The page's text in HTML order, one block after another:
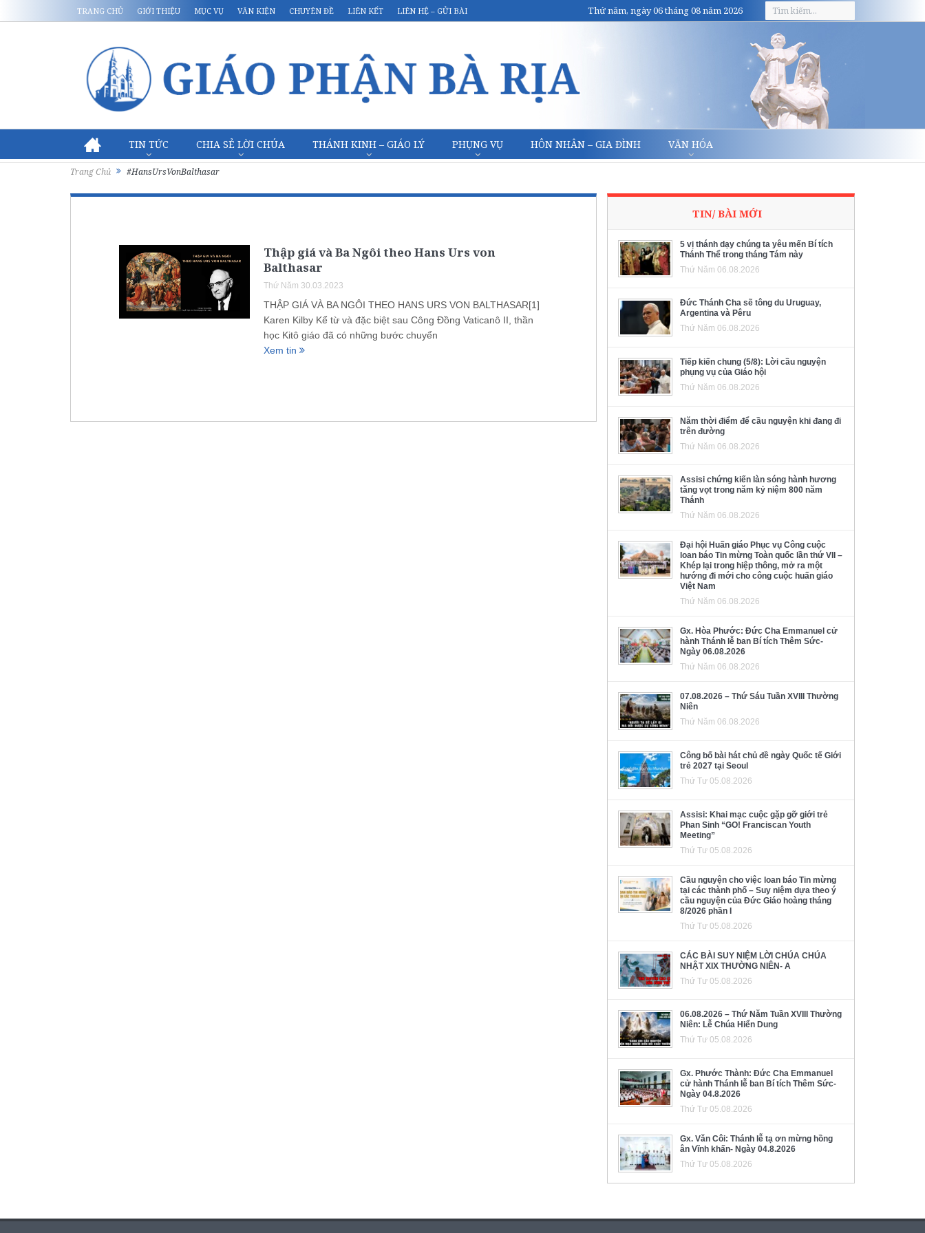
TRANG CHỦ GIỚI THIỆU MỤC VỤ VĂN KIỆN CHUYÊN ĐỀ LIÊN KẾT LIÊN HỆ – GỬI BÀI Thứ năm, ngày 06 tháng 08 năm 2026
TIN TỨC CHIA SẺ LỜI CHÚA THÁNH KINH – GIÁO LÝ PHỤNG VỤ HÔN NHÂN – GIA ĐÌNH VĂN HÓA
Trang Chủ #HansUrsVonBalthasar
Thập giá và Ba Ngôi theo Hans Urs von
Balthasar
Thứ Năm 30.03.2023
THẬP GIÁ VÀ BA NGÔI THEO HANS URS VON BALTHASAR[1]
Karen Kilby Kể từ và đặc biệt sau Công Đồng Vaticanô II, thần
học Kitô giáo đã có những bước chuyển
Xem tin
TIN/ BÀI MỚI
5 vị thánh dạy chúng ta yêu mến Bí tích
Thánh Thể trong tháng Tám này
Thứ Năm 06.08.2026
Đức Thánh Cha sẽ tông du Uruguay,
Argentina và Pêru
Thứ Năm 06.08.2026
Tiếp kiến chung (5/8): Lời cầu nguyện
phụng vụ của Giáo hội
Thứ Năm 06.08.2026
Năm thời điểm để cầu nguyện khi đang đi
trên đường
Thứ Năm 06.08.2026
Assisi chứng kiến làn sóng hành hương
tăng vọt trong năm kỷ niệm 800 năm
Thánh
Thứ Năm 06.08.2026
Đại hội Huấn giáo Phục vụ Công cuộc
loan báo Tin mừng Toàn quốc lần thứ VII –
Khép lại trong hiệp thông, mở ra một
hướng đi mới cho công cuộc huấn giáo
Việt Nam
Thứ Năm 06.08.2026
Gx. Hòa Phước: Đức Cha Emmanuel cử
hành Thánh lễ ban Bí tích Thêm Sức-
Ngày 06.08.2026
Thứ Năm 06.08.2026
07.08.2026 – Thứ Sáu Tuần XVIII Thường
Niên
Thứ Năm 06.08.2026
Công bố bài hát chủ đề ngày Quốc tế Giới
trẻ 2027 tại Seoul
Thứ Tư 05.08.2026
Assisi: Khai mạc cuộc gặp gỡ giới trẻ
Phan Sinh “GO! Franciscan Youth
Meeting”
Thứ Tư 05.08.2026
Cầu nguyện cho việc loan báo Tin mừng
tại các thành phố – Suy niệm dựa theo ý
cầu nguyện của Đức Giáo hoàng tháng
8/2026 phần I
Thứ Tư 05.08.2026
CÁC BÀI SUY NIỆM LỜI CHÚA CHÚA
NHẬT XIX THƯỜNG NIÊN- A
Thứ Tư 05.08.2026
06.08.2026 – Thứ Năm Tuần XVIII Thường
Niên: Lễ Chúa Hiển Dung
Thứ Tư 05.08.2026
Gx. Phước Thành: Đức Cha Emmanuel
cử hành Thánh lễ ban Bí tích Thêm Sức-
Ngày 04.8.2026
Thứ Tư 05.08.2026
Gx. Văn Côi: Thánh lễ tạ ơn mừng hồng
ân Vĩnh khấn- Ngày 04.8.2026
Thứ Tư 05.08.2026